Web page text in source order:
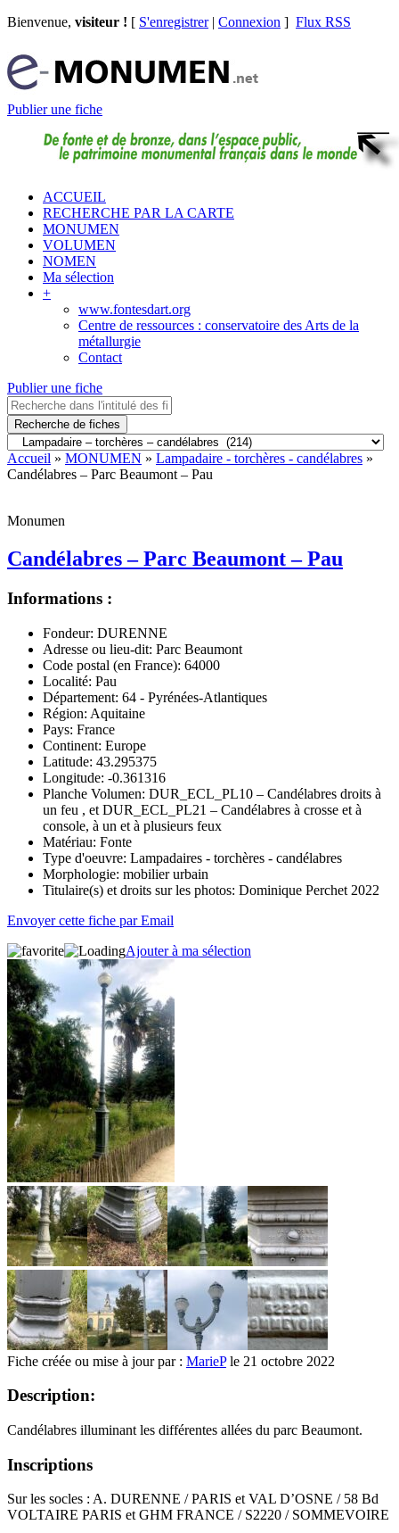
Bienvenue, visiteur ! [ S'enregistrer| Connexion ] Flux RSS
Publier une fiche
ACCUEIL
RECHERCHE PAR LA CARTE
MONUMEN
VOLUMEN
NOMEN
Ma sélection
+
www.fontesdart.org
Centre de ressources : conservatoire des Arts de la
métallurgie
Contact
Publier une fiche
Recherche de fiches
Accueil » MONUMEN » Lampadaire - torchères - candélabres »
Candélabres – Parc Beaumont – Pau
Monumen
Candélabres – Parc Beaumont – Pau
Informations :
Fondeur: DURENNE
Adresse ou lieu-dit: Parc Beaumont
Code postal (en France): 64000
Localité: Pau
Département: 64 - Pyrénées-Atlantiques
Région: Aquitaine
Pays: France
Continent: Europe
Latitude: 43.295375
Longitude: -0.361316
Planche Volumen: DUR_ECL_PL10 – Candélabres droits à
un feu , et DUR_ECL_PL21 – Candélabres à crosse et à
console, à un et à plusieurs feux
Matériau: Fonte
Type d'oeuvre: Lampadaires - torchères - candélabres
Morphologie: mobilier urbain
Titulaire(s) et droits sur les photos: Dominique Perchet 2022
Envoyer cette fiche par Email
Ajouter à ma sélection
Fiche créée ou mise à jour par : MariePle 21 octobre 2022
Description:
Candélabres illuminant les différentes allées du parc Beaumont.
Inscriptions
Sur les socles : A. DURENNE / PARIS et VAL D’OSNE / 58 Bd
VOLTAIRE PARIS et GHM FRANCE / S2220 / SOMMEVOIRE